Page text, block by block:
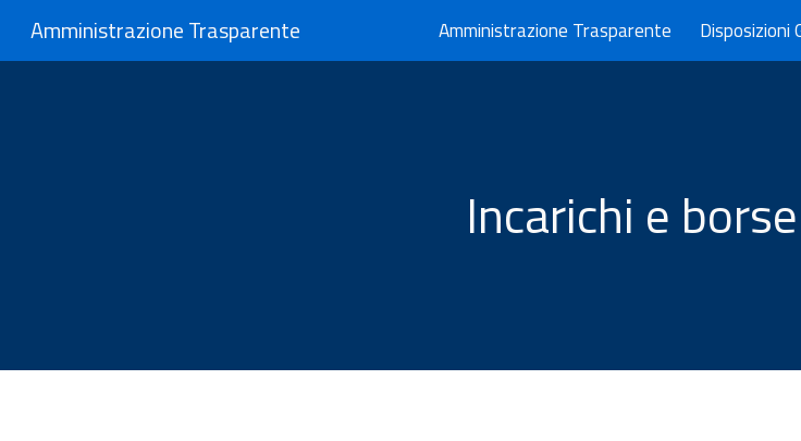
Skip to main content
Amministrazione Trasparente Amministrazione Trasparente Disposizioni
Incarichi e